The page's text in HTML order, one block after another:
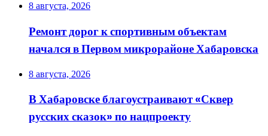
8 августа, 2026
Ремонт дорог к спортивным объектам
начался в Первом микрорайоне Хабаровска
8 августа, 2026
В Хабаровске благоустраивают «Сквер
русских сказок» по нацпроекту